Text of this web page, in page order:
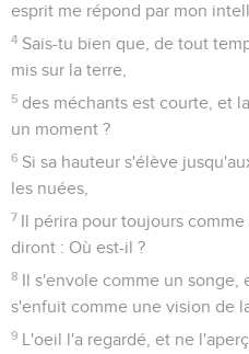
esprit me répond par mon
4 Sais-tu bien que, de tout
mis sur la terre,
5 des méchants est courte, et
un moment ?
6 Si sa hauteur s'élève
les nuées,
7 Il périra pour toujours
diront : Où est-il ?
8 Il s'envole comme un songe,
s'enfuit comme une vision de
9 L'oeil l'a regardé, et ne